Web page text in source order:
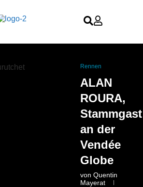
Rennen
ALAN
ROURA,
Stammgast
an der
Vendée
Globe
von Quentin
Mayerat